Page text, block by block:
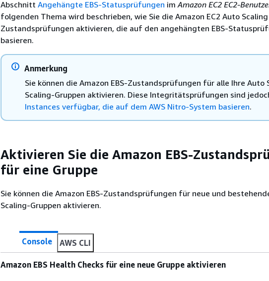
Abschnitt Angehängte EBS-Statusprüfungen imAmazon EC2 EC2-
folgenden Thema wird beschrieben, wie Sie die Amazon EC2 Auto
Zustandsprüfungen aktivieren, die auf den angehängten EBS-
basieren.
Anmerkung
Sie können die Amazon EBS-Zustandsprüfungen für alle Ihre Auto
Scaling-Gruppen aktivieren. Diese Integritätsprüfungen sind
Instances verfügbar, die auf dem AWS Nitro-System basieren.
Aktivieren Sie die Amazon EBS-
für eine Gruppe
Sie können die Amazon EBS-Zustandsprüfungen für neue und
Scaling-Gruppen aktivieren.
Console AWS CLI
Amazon EBS Health Checks für eine neue Gruppe aktivieren